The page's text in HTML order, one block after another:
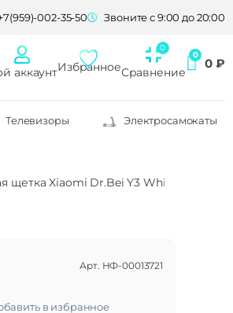
002-35-50 Звоните с 9:00 до 20:00
аккаунтИзбранноеСравнение
0 ₽
Телевизоры Электросамокаты
щетка Xiaomi Dr.Bei Y3 White
Арт. НФ-00013721
в избранное